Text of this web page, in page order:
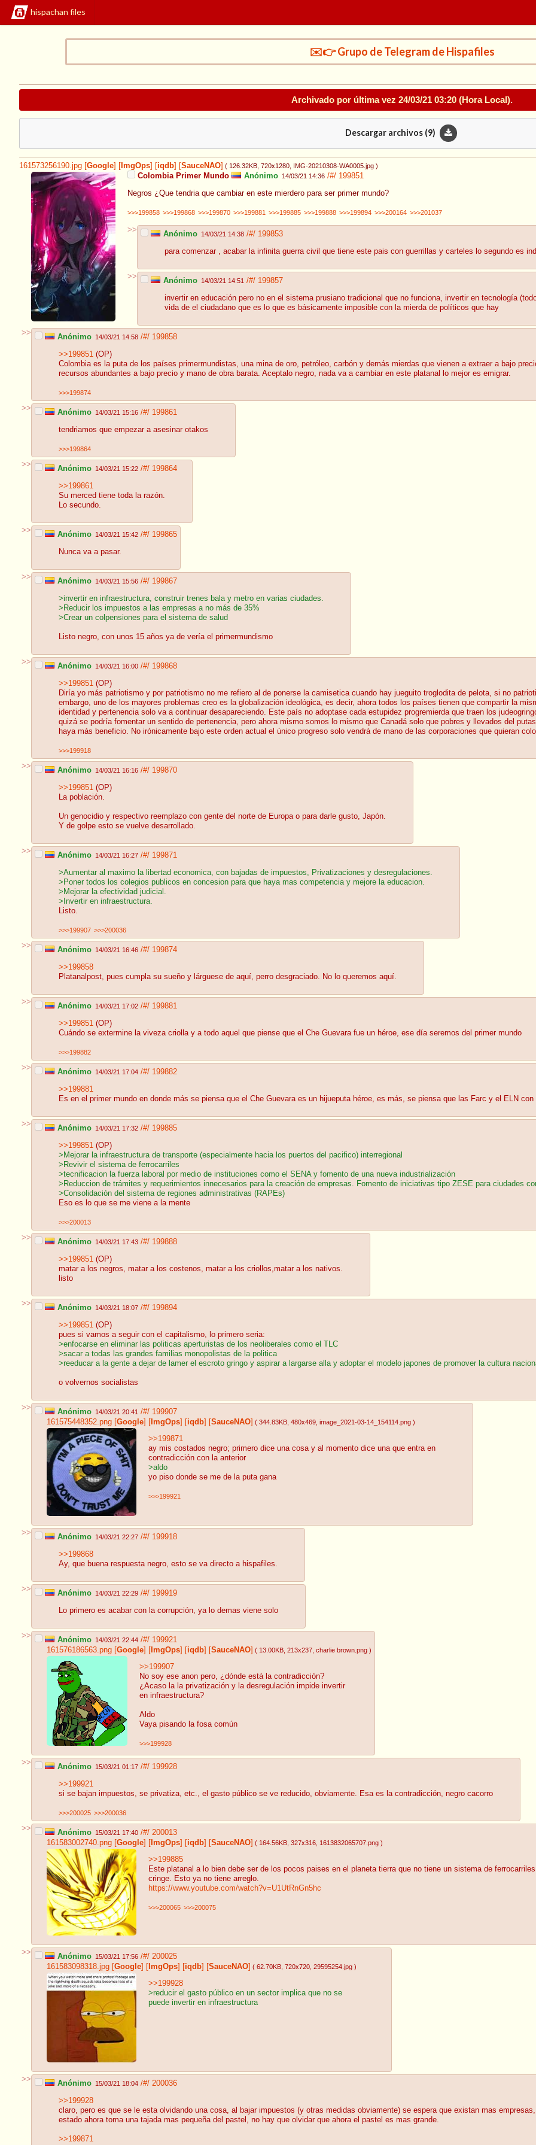
hispachan files
✉️👉 Grupo de Telegram de Hispafiles
Archivado por última vez 24/03/21 03:20 (Hora Local).
Descargar archivos (9)
161573256190.jpg Google ImgOps iqdb SauceNAO ( 126.32KB , 720x1280 , IMG-20210308-WA0005.jpg )
Colombia Primer Mundo Anónimo 14/03/21 14:36 /#/ 199851
Negros ¿Que tendria que cambiar en este mierdero para ser primer mundo?
>>>199858 >>>199868 >>>199870 >>>199881 >>>199885 >>>199888 >>>199894 >>>200164 >>>201037
>> Anónimo 14/03/21 14:38 /#/ 199853
para comenzar , acabar la infinita guerra civil que tiene este pais con guerrillas y carteles lo segundo es
>> Anónimo 14/03/21 14:51 /#/ 199857
invertir en educación pero no en el sistema prusiano tradicional que no funciona, invertir en tecnología
vida de el ciudadano que es lo que es básicamente imposible con la mierda de políticos que hay
>> Anónimo 14/03/21 14:58 /#/ 199858
>>199851 (OP)
Colombia es la puta de los países primermundistas, una mina de oro, petróleo, carbón y demás mierdas que vienen a extraer a bajo
recursos abundantes a bajo precio y mano de obra barata. Aceptalo negro, nada va a cambiar en este platanal lo mejor es emigrar.
>>>199874
>> Anónimo 14/03/21 15:16 /#/ 199861
tendriamos que empezar a asesinar otakos
>>>199864
>> Anónimo 14/03/21 15:22 /#/ 199864
>>199861
Su merced tiene toda la razón.
Lo secundo.
>> Anónimo 14/03/21 15:42 /#/ 199865
Nunca va a pasar.
>> Anónimo 14/03/21 15:56 /#/ 199867
>invertir en infraestructura, construir trenes bala y metro en varias ciudades.
>Reducir los impuestos a las empresas a no más de 35%
>Crear un colpensiones para el sistema de salud
Listo negro, con unos 15 años ya de vería el primermundismo
>> Anónimo 14/03/21 16:00 /#/ 199868
>>199851 (OP)
Diría yo más patriotismo y por patriotismo no me refiero al de ponerse la camisetica cuando hay jueguito troglodita de pelota, si no
embargo, uno de los mayores problemas creo es la globalización ideológica, es decir, ahora todos los países tienen que compartir la
identidad y pertenencia solo va a continuar desapareciendo. Este país no adoptase cada estupidez progremierda que traen los
quizá se podría fomentar un sentido de pertenencia, pero ahora mismo somos lo mismo que Canadá solo que pobres y llevados del
haya más beneficio. No irónicamente bajo este orden actual el único progreso solo vendrá de mano de las corporaciones que quieran
>>>199918
>> Anónimo 14/03/21 16:16 /#/ 199870
>>199851 (OP)
La población.
Un genocidio y respectivo reemplazo con gente del norte de Europa o para darle gusto, Japón.
Y de golpe esto se vuelve desarrollado.
>> Anónimo 14/03/21 16:27 /#/ 199871
>Aumentar al maximo la libertad economica, con bajadas de impuestos, Privatizaciones y desregulaciones.
>Poner todos los colegios publicos en concesion para que haya mas competencia y mejore la educacion.
>Mejorar la efectividad judicial.
>Invertir en infraestructura.
Listo.
>>>199907 >>>200036
>> Anónimo 14/03/21 16:46 /#/ 199874
>>199858
Platanalpost, pues cumpla su sueño y lárguese de aquí, perro desgraciado. No lo queremos aquí.
>> Anónimo 14/03/21 17:02 /#/ 199881
>>199851 (OP)
Cuándo se extermine la viveza criolla y a todo aquel que piense que el Che Guevara fue un héroe, ese día seremos del primer mundo
>>>199882
>> Anónimo 14/03/21 17:04 /#/ 199882
>>199881
Es en el primer mundo en donde más se piensa que el Che Guevara es un hijueputa héroe, es más, se piensa que las Farc y el ELN con
>> Anónimo 14/03/21 17:32 /#/ 199885
>>199851 (OP)
>Mejorar la infraestructura de transporte (especialmente hacia los puertos del pacifico) interregional
>Revivir el sistema de ferrocarriles
>tecnificacion la fuerza laboral por medio de instituciones como el SENA y fomento de una nueva industrialización
>Reduccion de trámites y requerimientos innecesarios para la creación de empresas. Fomento de iniciativas tipo ZESE para ciudades
>Consolidación del sistema de regiones administrativas (RAPEs)
Eso es lo que se me viene a la mente
>>>200013
>> Anónimo 14/03/21 17:43 /#/ 199888
>>199851 (OP)
matar a los negros, matar a los costenos, matar a los criollos,matar a los nativos.
listo
>> Anónimo 14/03/21 18:07 /#/ 199894
>>199851 (OP)
pues si vamos a seguir con el capitalismo, lo primero seria:
>enfocarse en eliminar las politicas aperturistas de los neoliberales como el TLC
>sacar a todas las grandes familias monopolistas de la politica
>reeducar a la gente a dejar de lamer el escroto gringo y aspirar a largarse alla y adoptar el modelo japones de promover la cultura
o volvernos socialistas
>> Anónimo 14/03/21 20:41 /#/ 199907
161575448352.png [Google] [ ImgOps] [iqdb] [SauceNAO] ( 344.83KB , 480x469 , image_2021-03-14_154114.png )
>>199871
ay mis costados negro; primero dice una cosa y al momento dice una que entra en
contradicción con la anterior
>aldo
yo piso donde se me de la puta gana
>>>199921
>> Anónimo 14/03/21 22:27 /#/ 199918
>>199868
Ay, que buena respuesta negro, esto se va directo a hispafiles.
>> Anónimo 14/03/21 22:29 /#/ 199919
Lo primero es acabar con la corrupción, ya lo demas viene solo
>> Anónimo 14/03/21 22:44 /#/ 199921
161576186563.png [Google] [ ImgOps] [iqdb] [SauceNAO] ( 13.00KB , 213x237 , charlie brown.png )
>>199907
No soy ese anon pero, ¿dónde está la contradicción?
¿Acaso la la privatización y la desregulación impide invertir
en infraestructura?
Aldo
Vaya pisando la fosa común
>>>199928
>> Anónimo 15/03/21 01:17 /#/ 199928
>>199921
si se bajan impuestos, se privatiza, etc., el gasto público se ve reducido, obviamente. Esa es la contradicción, negro cacorro
>>>200025 >>>200036
>> Anónimo 15/03/21 17:40 /#/ 200013
161583002740.png [Google] [ ImgOps] [iqdb] [SauceNAO] ( 164.56KB , 327x316 , 1613832065707.png )
>>199885
Este platanal a lo bien debe ser de los pocos paises en el planeta tierra que no tiene un sistema de
cringe. Esto ya no tiene arreglo.
https://www.youtube.com/watch?v=U1UtRnGn5hc
>>>200065 >>>200075
>> Anónimo 15/03/21 17:56 /#/ 200025
161583098318.jpg [Google] [ ImgOps] [iqdb] [SauceNAO] ( 62.70KB , 720x720 , 29595254.jpg )
>>199928
>reducir el gasto público en un sector implica que no se
puede invertir en infraestructura
>> Anónimo 15/03/21 18:04 /#/ 200036
>>199928
claro, pero es que se le esta olvidando una cosa, al bajar impuestos (y otras medidas obviamente) se espera que existan mas
estado ahora toma una tajada mas pequeña del pastel, no hay que olvidar que ahora el pastel es mas grande.
>>199871